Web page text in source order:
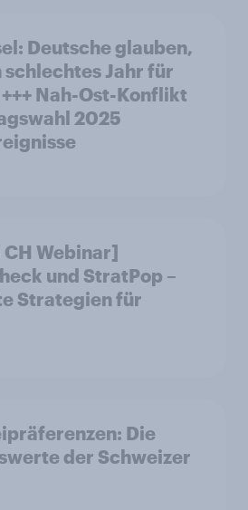
Deutsche glauben,
Jahr für
Nah-Ost-Konflikt
2025
Webinar]
und StratPop –
Strategien für
Die
der Schweizer